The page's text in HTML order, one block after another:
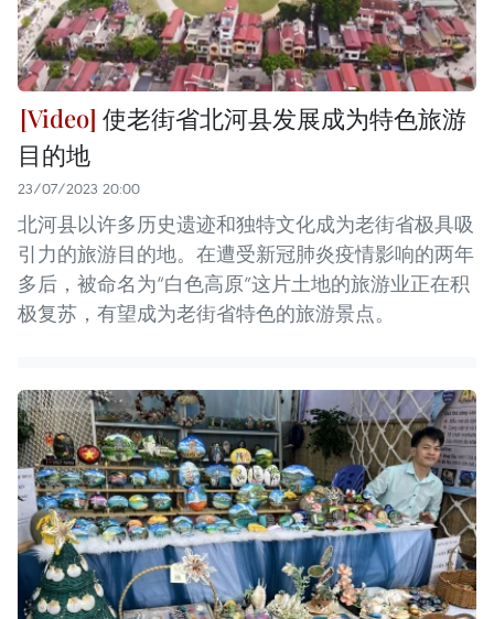
使老街省北河县发展成为特色旅游
目的地
23/07/2023 20:00
北河县以许多历史遗迹和独特文化成为老街省极具吸
引力的旅游目的地。在遭受新冠肺炎疫情影响的两年
多后，被命名为“白色高原”这片土地的旅游业正在积
极复苏，有望成为老街省特色的旅游景点。